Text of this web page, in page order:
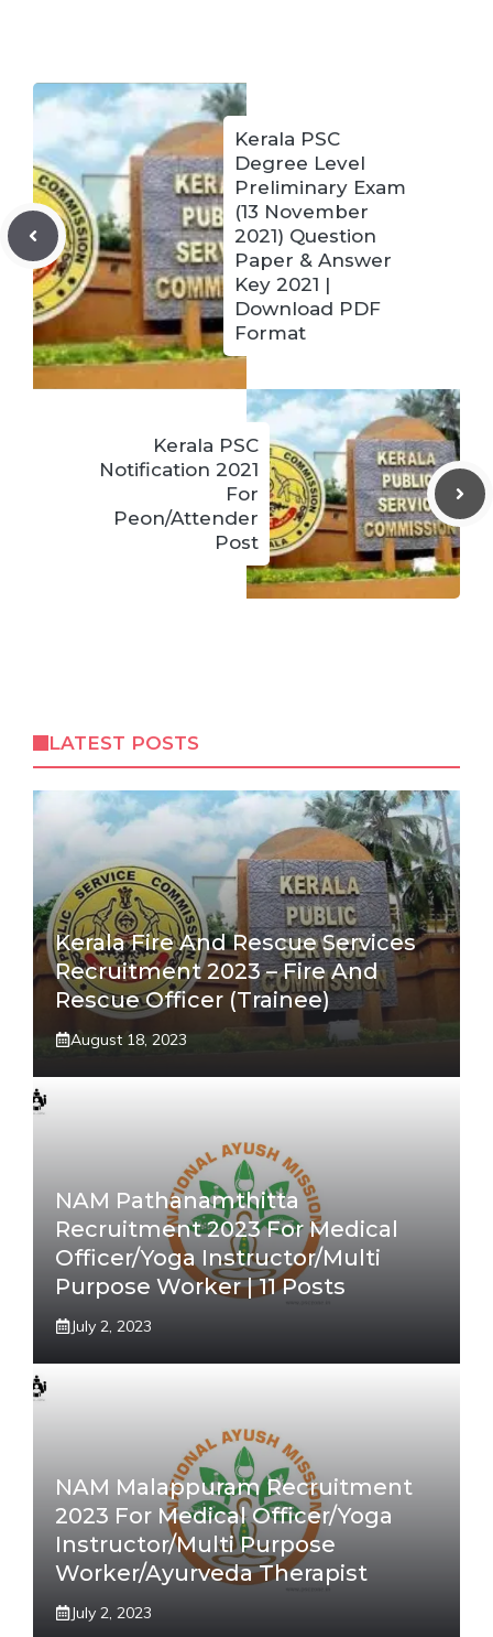
Kerala PSC
Degree Level
Preliminary Exam
(13 November
2021) Question
Paper & Answer
Key 2021 |
Download PDF
Format
Kerala PSC
Notification 2021
For
Peon/Attender
Post
LATEST POSTS
Kerala Fire And Rescue Services
Recruitment 2023 – Fire And
Rescue Officer (Trainee)
August 18, 2023
NAM Pathanamthitta
Recruitment 2023 For Medical
Officer/Yoga Instructor/Multi
Purpose Worker | 11 Posts
July 2, 2023
NAM Malappuram Recruitment
2023 For Medical Officer/Yoga
Instructor/Multi Purpose
Worker/Ayurveda Therapist
July 2, 2023